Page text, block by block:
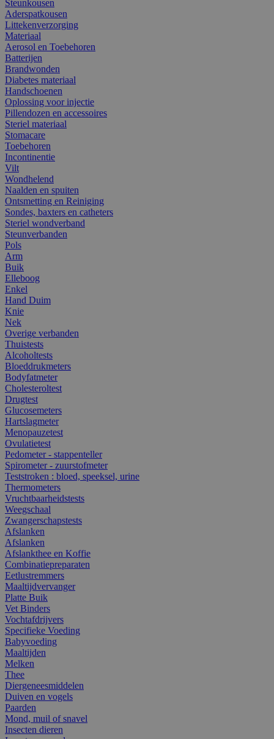
Steunkousen
Aderspatkousen
Littekenverzorging
Materiaal
Aerosol en Toebehoren
Batterijen
Brandwonden
Diabetes materiaal
Handschoenen
Oplossing voor injectie
Pillendozen en accessoires
Steriel materiaal
Stomacare
Toebehoren
Incontinentie
Vilt
Wondhelend
Naalden en spuiten
Ontsmetting en Reiniging
Sondes, baxters en catheters
Steriel wondverband
Steunverbanden
Pols
Arm
Buik
Elleboog
Enkel
Hand Duim
Knie
Nek
Overige verbanden
Thuistests
Alcoholtests
Bloeddrukmeters
Bodyfatmeter
Cholesteroltest
Drugtest
Glucosemeters
Hartslagmeter
Menopauzetest
Ovulatietest
Pedometer - stappenteller
Spirometer - zuurstofmeter
Teststroken : bloed, speeksel, urine
Thermometers
Vruchtbaarheidstests
Weegschaal
Zwangerschapstests
Afslanken
Afslanken
Afslankthee en Koffie
Combinatiepreparaten
Eetlustremmers
Maaltijdvervanger
Platte Buik
Vet Binders
Vochtafdrijvers
Specifieke Voeding
Babyvoeding
Maaltijden
Melken
Thee
Diergeneesmiddelen
Duiven en vogels
Paarden
Mond, muil of snavel
Insecten dieren